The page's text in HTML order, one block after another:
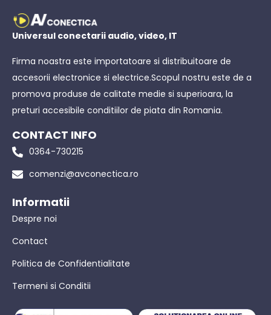
Universul conectarii audio, video, IT
Firma noastra este importatoare si distribuitoare de
accesorii electronice si electrice.Scopul nostru este de a
promova produse de calitate medie si superioara, la
preturi accesibile conditiilor de piata din Romania.
CONTACT INFO
0364-730215
comenzi@avconectica.ro
Informatii
Despre noi
Contact
Politica de Confidentialitate
Termeni si Conditii